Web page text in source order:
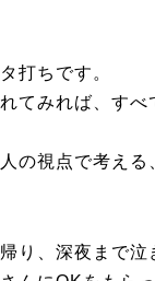
打ちです。
てみれば、 すべ
の視点で考え
り、深夜まで泣